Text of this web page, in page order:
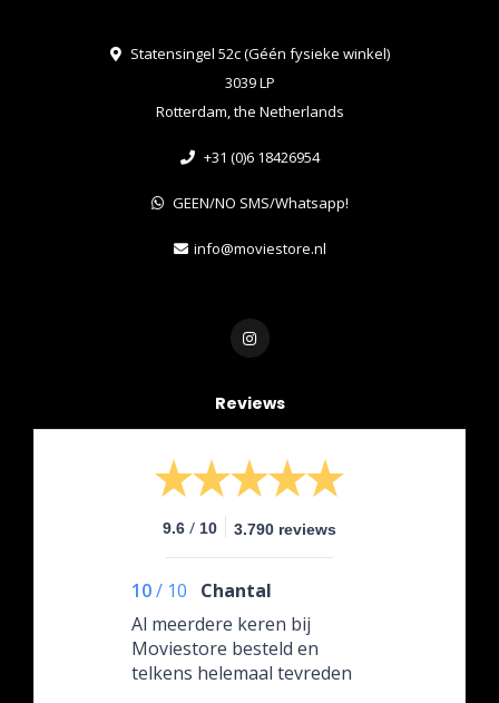
Statensingel 52c (Géén fysieke winkel)
3039 LP
Rotterdam, the Netherlands
+31 (0)6 18426954
GEEN/NO SMS/Whatsapp!
info@moviestore.nl
Reviews
9.6 / 10 3.790 reviews
10/ 10
Chantal
Al meerdere keren bij
Moviestore besteld en
telkens helemaal tevreden